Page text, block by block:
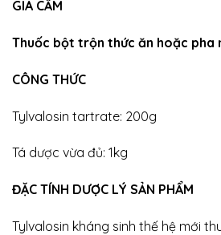
GIA CẦM
Thuốc bột trộn thức ăn hoặc pha
CÔNG THỨC
Tylvalosin tartrate: 200g
Tá dược vừa đủ: 1kg
ĐẶC TÍNH DƯỢC LÝ SẢN PHẨM
Tylvalosin kháng sinh thế hệ mới